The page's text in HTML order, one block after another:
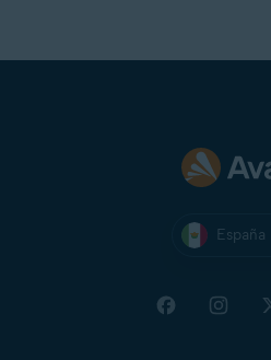
España